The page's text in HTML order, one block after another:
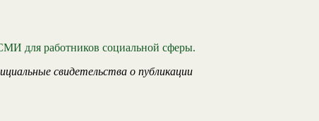
для работников социальной сферы.
свидетельства о публикации